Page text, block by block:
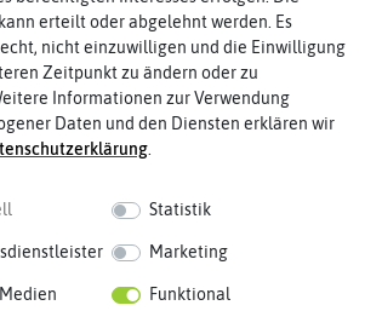
gelb, grün
Farbe der reifen Frucht, die
nach dem Reifungsprozess hat.
erteilt oder abgelehnt werden. Es
nicht einzuwilligen und die Einwilligung
Zeitpunkt zu ändern oder zu
Informationen zur Verwendung
Daten und den Diensten erklären wir
.
Statistik
Marketing
Funktional